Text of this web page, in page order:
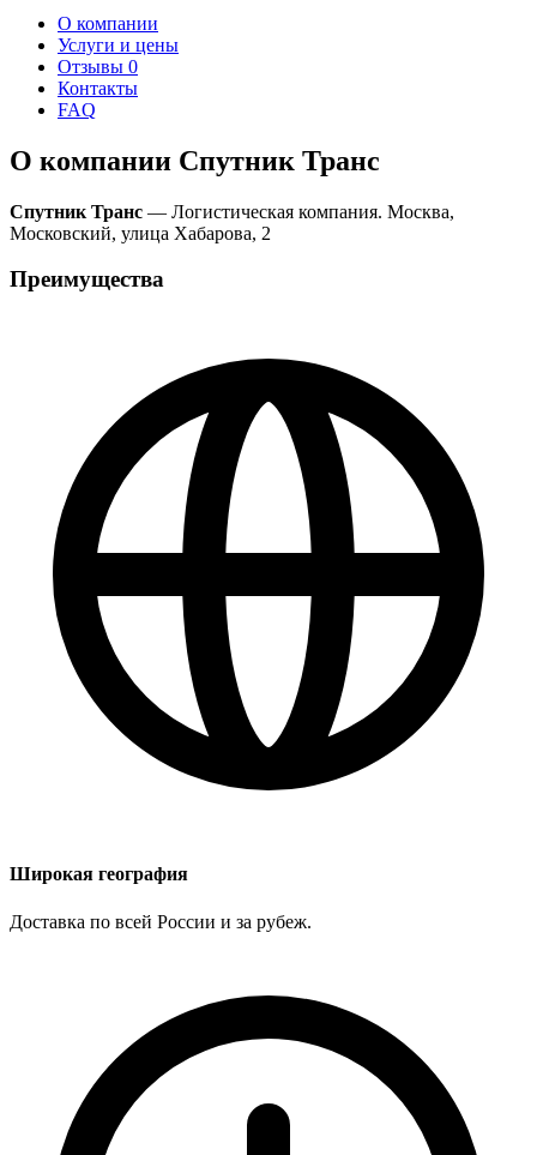
О компании
Услуги и цены
Отзывы 0
Контакты
FAQ
О компании Спутник Транс
Спутник Транс — Логистическая компания. Москва,
Московский, улица Хабарова, 2
Преимущества
Широкая география
Доставка по всей России и за рубеж.